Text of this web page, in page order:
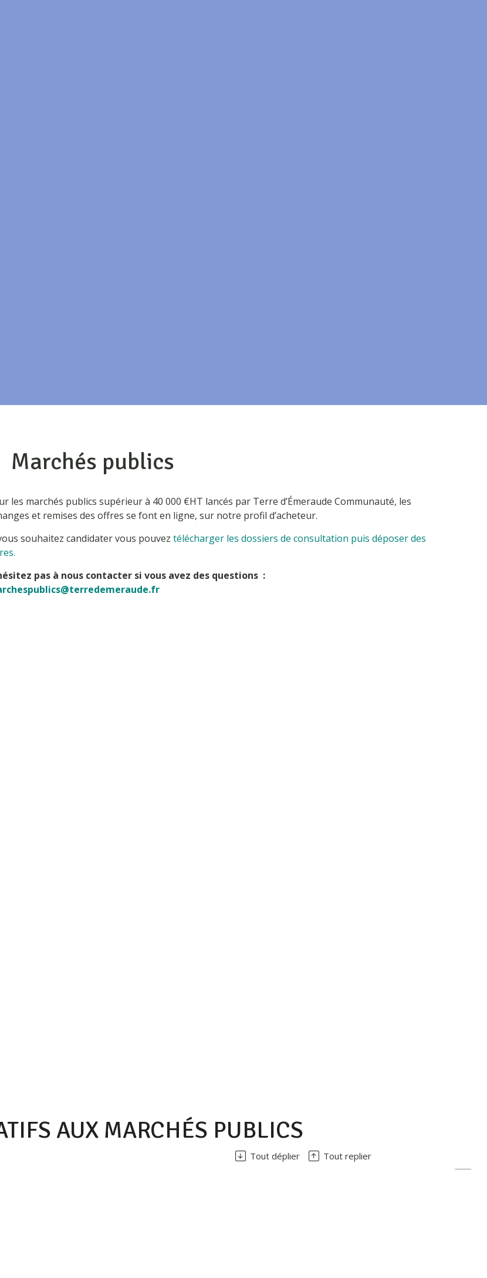
Marchés publics
les marchés publics supérieur à 40 000 €HT lancés par Terre d’Émeraude Communauté, les
et remises des offres se font en ligne, sur notre profil d’acheteur.
souhaitez candidater vous pouvez télécharger les dossiers de consultation puis déposer des
pas à nous contacter si vous avez des questions :
AUX MARCHÉS PUBLICS
Tout replier
Tout déplier